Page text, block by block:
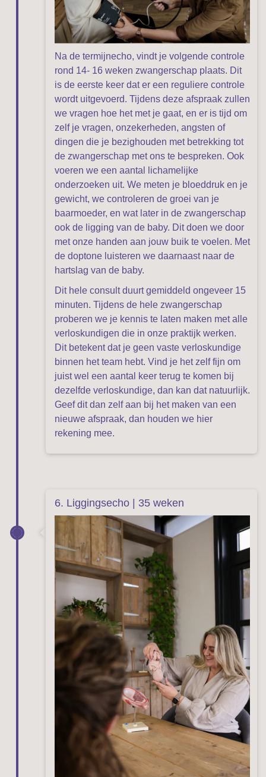
Na de termijnecho, vindt je volgende controle
rond 14- 16 weken zwangerschap plaats. Dit
is de eerste keer dat er een reguliere controle
wordt uitgevoerd. Tijdens deze afspraak zullen
we vragen hoe het met je gaat, en er is tijd om
zelf je vragen, onzekerheden, angsten of
dingen die je bezighouden met betrekking tot
de zwangerschap met ons te bespreken. Ook
voeren we een aantal lichamelijke
onderzoeken uit. We meten je bloeddruk en je
gewicht, we controleren de groei van je
baarmoeder, en wat later in de zwangerschap
ook de ligging van de baby. Dit doen we door
met onze handen aan jouw buik te voelen. Met
de doptone luisteren we daarnaast naar de
hartslag van de baby.
Dit hele consult duurt gemiddeld ongeveer 15
minuten. Tijdens de hele zwangerschap
proberen we je kennis te laten maken met alle
verloskundigen die in onze praktijk werken.
Dit betekent dat je geen vaste verloskundige
binnen het team hebt. Vind je het zelf fijn om
juist wel een aantal keer terug te komen bij
dezelfde verloskundige, dan kan dat natuurlijk.
Geef dit dan zelf aan bij het maken van een
nieuwe afspraak, dan houden we hier
rekening mee.
6. Liggingsecho | 35 weken